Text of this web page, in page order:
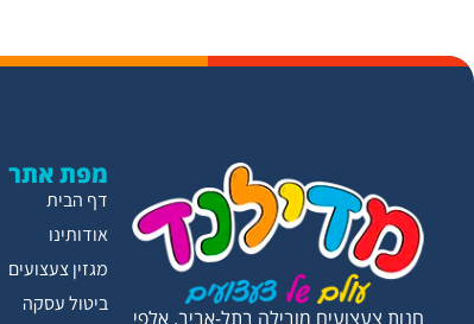
מפת אתר
דף הבית
אודותינו
מגזין צעצועים
ביטול עסקה
חנות צעצועים מובילה בתל-אביב. אלפי